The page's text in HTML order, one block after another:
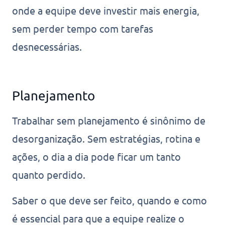
onde a equipe deve investir mais energia,
sem perder tempo com tarefas
desnecessárias.
Planejamento
Trabalhar sem planejamento é sinônimo de
desorganização. Sem estratégias, rotina e
ações, o dia a dia pode ficar um tanto
quanto perdido.
Saber o que deve ser feito, quando e como
é essencial para que a equipe realize o